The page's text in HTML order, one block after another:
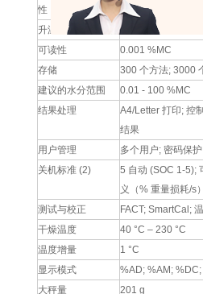
性（sd）
升温程序
缓慢; 快速; 标准; 步
可读性
0.001 %MC
存储
300 个方法; 3000
建议的水分范围
0.01 - 100 %MC
结果处理
A4/Letter 打印; 控
结果
用户管理
多个用户; 密码保
关机标准 (2)
5 自动 (SOC 1-5);
义（% 重量损耗/s
测试与校正
FACT; SmartCal;
干燥温度
40 °C – 230 °C
温度增量
1 °C
显示模式
%AD; %AM;
大秤量
201 g